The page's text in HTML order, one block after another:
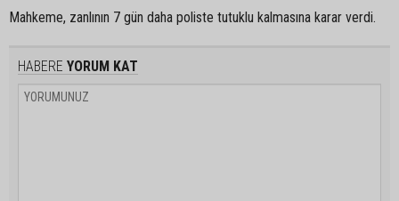
Mahkeme, zanlının 7 gün daha poliste tutuklu kalmasına karar verdi.
HABERE YORUM KAT